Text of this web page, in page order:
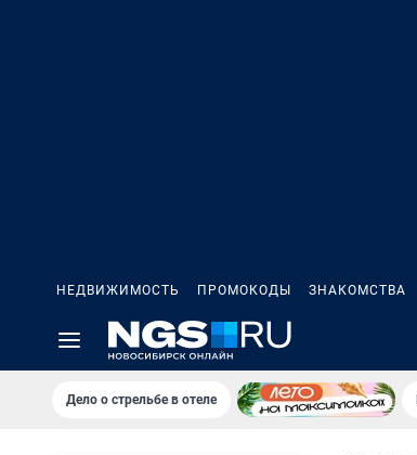
НЕДВИЖИМОСТЬ ПРОМОКОДЫ ЗНАКОМСТВА
Дело о стрельбе в отеле